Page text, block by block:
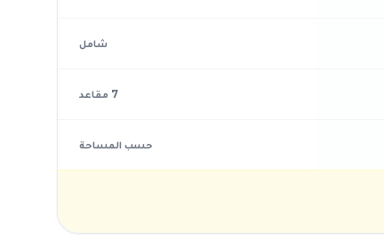
شامل
7 مقاعد
حسب المساحة